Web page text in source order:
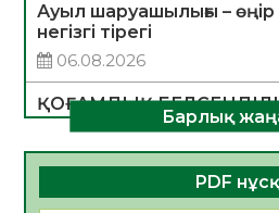
Ауыл шаруашылығы –
негізгі тірегі
06.08.2026
ҚОҒАМДЫҚ
ДАМУЫНЫҢ НЕГІЗІ
06.08.2026
ҚҰРЫЛТАЙ САЙЛАУЫ –
Барлық
PDF